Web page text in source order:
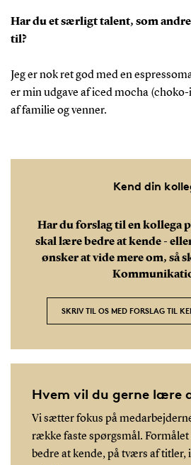
Har du et særligt talent, som
til?
Jeg er nok ret god med en
er min udgave af iced mocha
af familie og venner.
Kend din
Har du forslag til en kollega
skal lære bedre at kende -
ønsker at vide mere om, så
SKRIV TIL OS MED FORSLAG TIL
Hvem vil du gerne lære
Vi sætter fokus på
række faste spørgsmål.
bedre at kende, på tværs af titler,